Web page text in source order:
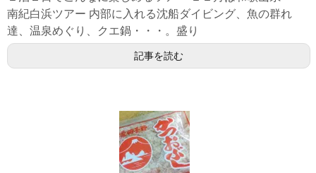
南紀白浜ツアー 内部に入れる沈船ダイビング、魚の群れ
達、温泉めぐり、クエ鍋・・・。盛り
記事を読む